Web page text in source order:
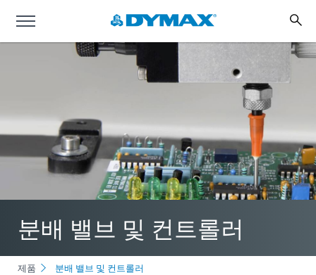
분배 밸브 및 컨트롤러
제품 분배 밸브 및 컨트롤러